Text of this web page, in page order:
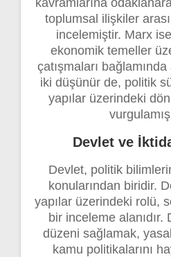
toplumsal ilişkiler
incelemiştir. Marx
ekonomik temeller
çatışmaları
iki düşünür de, politik
yapılar üzerindeki
Devlet ve
Devlet, politik
konularından biridir.
yapılar üzerindeki rolü,
bir inceleme
düzeni sağlamak,
kamu politikalarını